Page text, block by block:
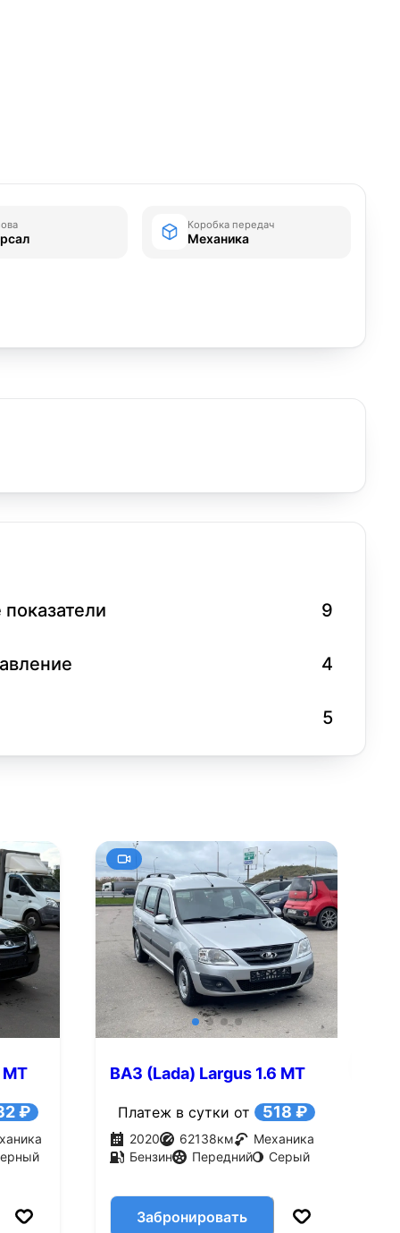
Коробка передач
Механика
9
4
5
+7
Смотреть все фото
₽
ВАЗ (Lada) Largus 1.6 MT
Платеж в сутки от 518 ₽
2020 62138км
Механика
Бензин
Передний Серый
Забронировать